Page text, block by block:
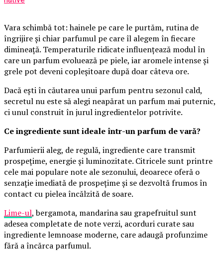
Vara schimbă tot: hainele pe care le purtăm, rutina de
îngrijire și chiar parfumul pe care îl alegem în fiecare
dimineață. Temperaturile ridicate influențează modul în
care un parfum evoluează pe piele, iar aromele intense și
grele pot deveni copleșitoare după doar câteva ore.
Dacă ești în căutarea unui parfum pentru sezonul cald,
secretul nu este să alegi neapărat un parfum mai puternic,
ci unul construit în jurul ingredientelor potrivite.
Ce ingrediente sunt ideale într-un parfum de vară?
Parfumierii aleg, de regulă, ingrediente care transmit
prospețime, energie și luminozitate. Citricele sunt printre
cele mai populare note ale sezonului, deoarece oferă o
senzație imediată de prospețime și se dezvoltă frumos în
contact cu pielea încălzită de soare.
Lime-ul, bergamota, mandarina sau grapefruitul sunt
adesea completate de note verzi, acorduri curate sau
ingrediente lemnoase moderne, care adaugă profunzime
fără a încărca parfumul.